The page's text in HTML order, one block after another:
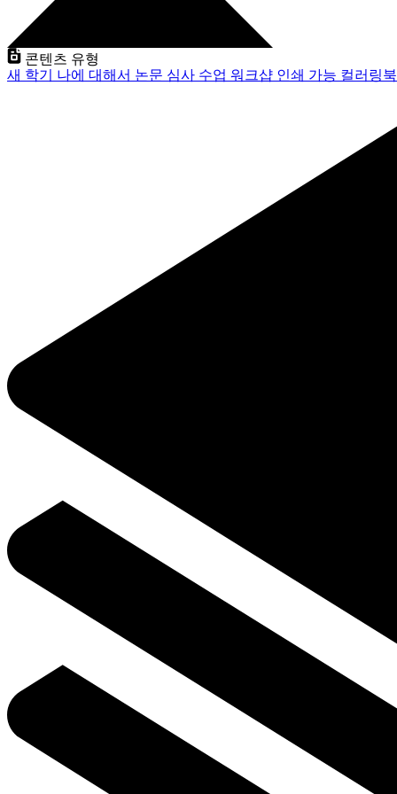
콘텐츠 유형
새 학기 나에 대해서 논문 심사 수업 워크샵 인쇄 가능 컬러링북